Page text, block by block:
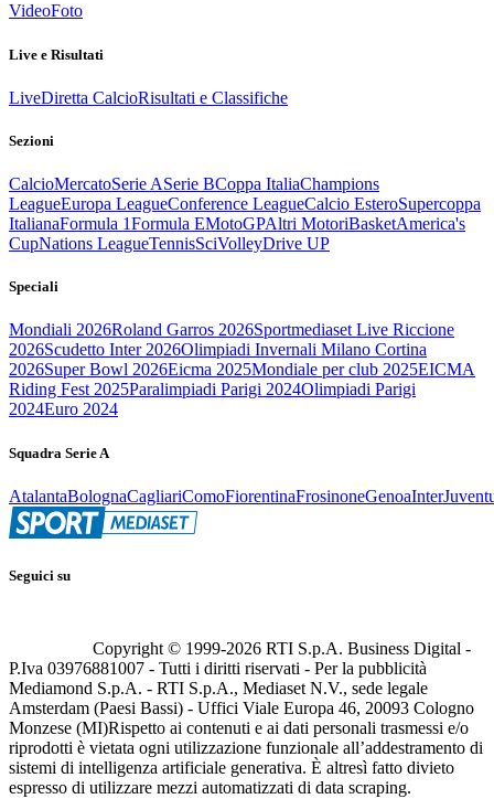
VideoFoto
Live e Risultati
LiveDiretta CalcioRisultati e Classifiche
Sezioni
CalcioMercatoSerie ASerie BCoppa ItaliaChampions
LeagueEuropa LeagueConference LeagueCalcio EsteroSupercoppa
ItalianaFormula 1Formula EMotoGPAltri MotoriBasketAmerica's
CupNations LeagueTennisSciVolleyDrive UP
Speciali
Mondiali 2026Roland Garros 2026Sportmediaset Live Riccione
2026Scudetto Inter 2026Olimpiadi Invernali Milano Cortina
2026Super Bowl 2026Eicma 2025Mondiale per club 2025EICMA
Riding Fest 2025Paralimpiadi Parigi 2024Olimpiadi Parigi
2024Euro 2024
Squadra Serie A
AtalantaBolognaCagliariComoFiorentinaFrosinoneGenoaInter
Seguici su
Copyright © 1999-2026 RTI S.p.A. Business Digital -
P.Iva 03976881007 - Tutti i diritti riservati - Per la pubblicità
Mediamond S.p.A. - RTI S.p.A., Mediaset N.V., sede legale
Amsterdam (Paesi Bassi) - Uffici Viale Europa 46, 20093 Cologno
Monzese (MI)Rispetto ai contenuti e ai dati personali trasmessi e/o
riprodotti è vietata ogni utilizzazione funzionale all’addestramento di
sistemi di intelligenza artificiale generativa. È altresì fatto divieto
espresso di utilizzare mezzi automatizzati di data scraping.